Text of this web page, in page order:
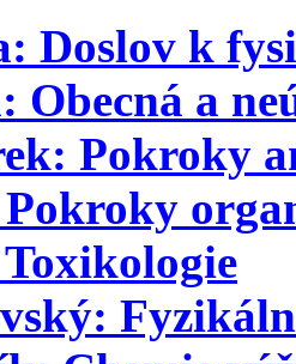
Doslov k
Obecná a
Pokroky